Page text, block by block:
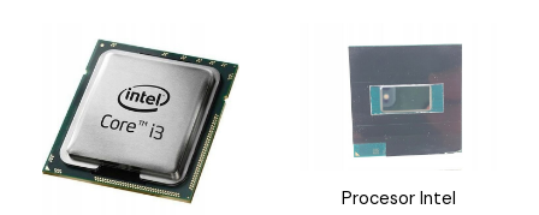
Procesor Intel